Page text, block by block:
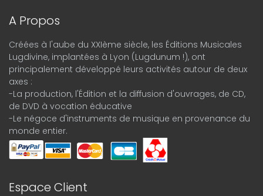
A Propos
Créées à l'aube du XXIème siècle, les Éditions Musicales
Lugdivine, implantées à Lyon (Lugdunum !), ont
principalement développé leurs activités autour de deux
axes :
-La production, l'Édition et la diffusion d'ouvrages, de CD,
de DVD à vocation éducative
-Le négoce d'instruments de musique en provenance du
monde entier.
Espace Client